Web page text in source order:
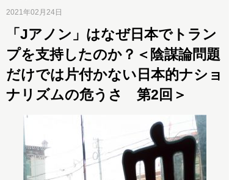
2021年02月24日
「Jアノン」はなぜ日本でトラン
プを支持したのか？＜陰謀論問題
だけでは片付かない日本的ナショ
ナリズムの危うさ 第2回＞